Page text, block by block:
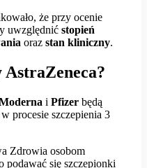
że przy ocenie
uwzględnić stopień
oraz stan kliniczny.
i Pfizer będą
procesie szczepienia 3
Zdrowia osobom
podawać się szczepionki